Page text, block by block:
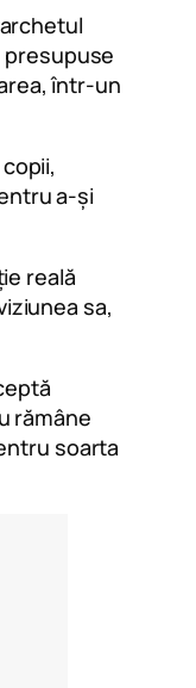
presupuse
într-un
a-și
reală
sa,
rămâne
soarta